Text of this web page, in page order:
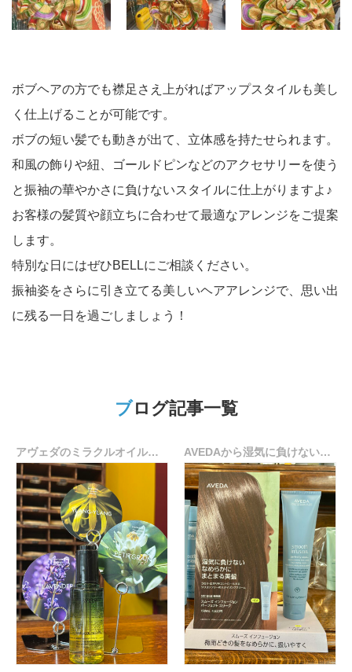
ボブヘアの方でも襟足さえ上がればアップスタイルも美し
く仕上げることが可能です。
ボブの短い髪でも動きが出て、立体感を持たせられます。
和風の飾りや紐、ゴールドピンなどのアクセサリーを使う
と振袖の華やかさに負けないスタイルに仕上がりますよ♪
お客様の髪質や顔立ちに合わせて最適なアレンジをご提案
します。
特別な日にはぜひBELLにご相談ください。
振袖姿をさらに引き立てる美しいヘアアレンジで、思い出
に残る一日を過ごしましょう！
ブログ記事一覧
アヴェダのミラクルオイルキャンペーン情報☆ AVEDAから湿気に負けないトリートメント誕生♪